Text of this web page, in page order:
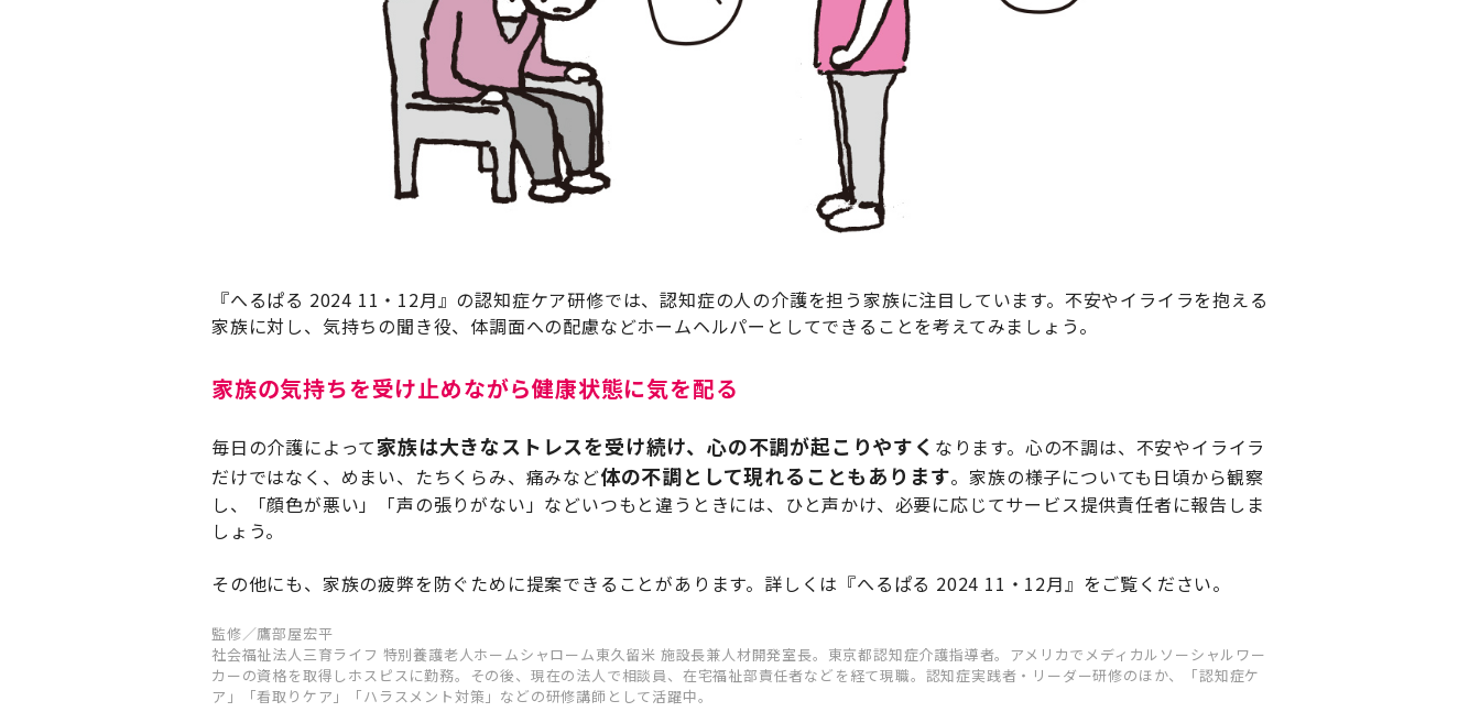
『へるぱる 2024 11・12月』の認知症ケア研修では、認知症の人の介護を担う家族に注目しています。不安やイライラを抱える
家族に対し、気持ちの聞き役、体調面への配慮などホームヘルパーとしてできることを考えてみましょう。
家族の気持ちを受け止めながら健康状態に気を配る
毎日の介護によって家族は大きなストレスを受け続け、心の不調が起こりやすく なります。心の不調は、不安やイライラ
だけではなく、めまい、たちくらみ、痛みなど体の不調として現れることもあります。家族の様子についても日頃から観察
し、「顔色が悪い」「声の張りがない」などいつもと違うときには、ひと声かけ、必要に応じてサービス提供責任者に報告しま
しょう。
その他にも、家族の疲弊を防ぐために提案できることがあります。詳しくは『へるぱる 2024 11・12月』をご覧ください。
監修／鷹部屋宏平
社会福祉法人三育ライフ 特別養護老人ホームシャローム東久留米 施設長兼人材開発室長。東京都認知症介護指導者。アメリカでメディカルソーシャルワー
カーの資格を取得しホスピスに勤務。その後、現在の法人で相談員、在宅福祉部責任者などを経て現職。認知症実践者・リーダー研修のほか、「認知症ケ
ア」「看取りケア」「ハラスメント対策」などの研修講師として活躍中。